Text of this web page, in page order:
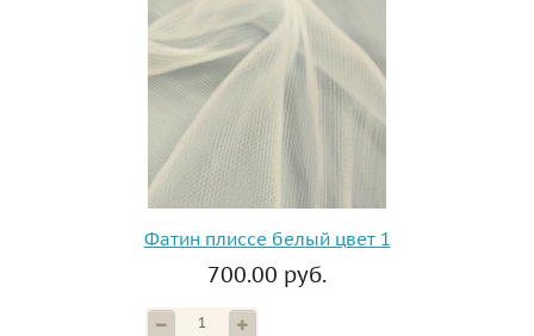
Фатин плиссе белый цвет 1
700.00 руб.